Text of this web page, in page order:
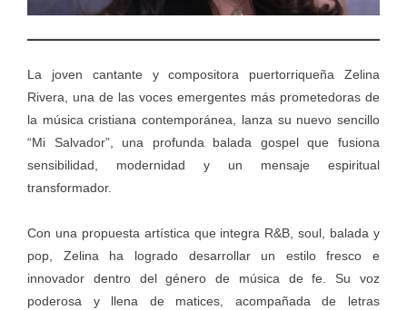
La joven cantante y compositora puertorriqueña Zelina
Rivera, una de las voces emergentes más prometedoras de
la música cristiana contemporánea, lanza su nuevo sencillo
“Mi Salvador”, una profunda balada gospel que fusiona
sensibilidad, modernidad y un mensaje espiritual
transformador.
Con una propuesta artística que integra R&B, soul, balada y
pop, Zelina ha logrado desarrollar un estilo fresco e
innovador dentro del género de música de fe. Su voz
poderosa y llena de matices, acompañada de letras